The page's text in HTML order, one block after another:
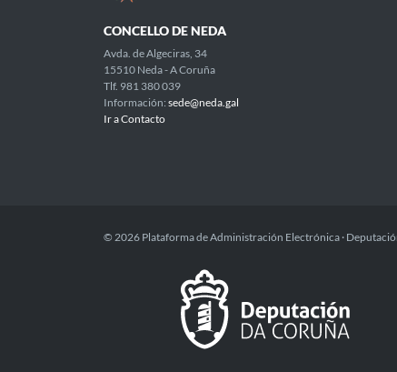
CONCELLO DE NEDA
Avda. de Algeciras, 34
15510 Neda - A Coruña
Tlf. 981 380 039
Información: sede@neda.gal
Ir a Contacto
© 2026 Plataforma de Administración Electrónica ·